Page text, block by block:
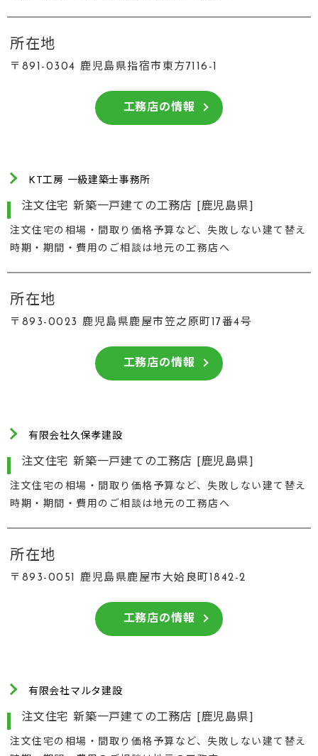
所在地
〒891-0304 鹿児島県指宿市東方7116-1
工務店の情報
KT工房 一級建築士事務所
注文住宅 新築一戸建ての工務店 [鹿児島県]
注文住宅の相場・間取り価格予算など、失敗しない建て替え
時期・期間・費用のご相談は地元の工務店へ
所在地
〒893-0023 鹿児島県鹿屋市笠之原町17番4号
工務店の情報
有限会社久保孝建設
注文住宅 新築一戸建ての工務店 [鹿児島県]
注文住宅の相場・間取り価格予算など、失敗しない建て替え
時期・期間・費用のご相談は地元の工務店へ
所在地
〒893-0051 鹿児島県鹿屋市大姶良町1842-2
工務店の情報
有限会社マルタ建設
注文住宅 新築一戸建ての工務店 [鹿児島県]
注文住宅の相場・間取り価格予算など、失敗しない建て替え